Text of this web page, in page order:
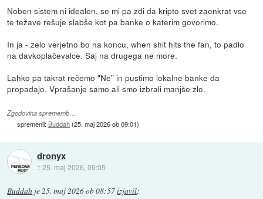
Noben sistem ni idealen, se mi pa zdi da kripto svet zaenkrat vse
te težave rešuje slabše kot pa banke o katerim govorimo.
In ja - zelo verjetno bo na koncu, when shit hits the fan, to padlo
na davkoplačevalce. Saj na drugega ne more.
Lahko pa takrat rečemo "Ne" in pustimo lokalne banke da
propadajo. Vprašanje samo ali smo izbrali manjše zlo.
Zgodovina sprememb…
spremenil: Buddah(25. maj 2026 ob 09:01)
dronyx
::25. maj 2026, 09:05
Buddah je 25. maj 2026 ob 08:57izjavil: